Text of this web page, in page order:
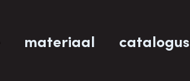
materiaal catalogus